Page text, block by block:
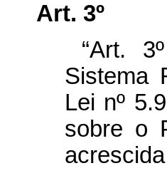
Art. 3º
“Art.
Sistema
Lei nº
sobre o